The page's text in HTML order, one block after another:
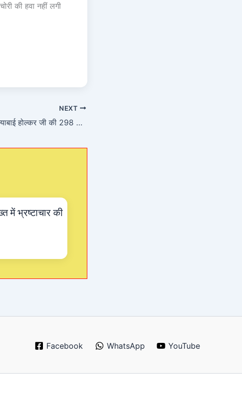
की हवा नहीं लगी
NEXT
लोकमाता अहिल्याबाई होल्कर जी की 298 वीं जयन्ती मनाई गई, यूथ ब्रिगेड महोबा के तत्वावधान में
में भ्रष्टाचार की
Facebook WhatsApp YouTube